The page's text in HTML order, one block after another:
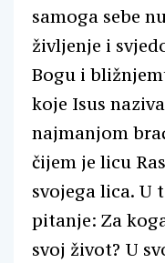
samoga sebe
življenje i
Bogu i
koje Isus
najmanjom
čijem je licu
svojega lica. U
pitanje: Za
svoj život? U